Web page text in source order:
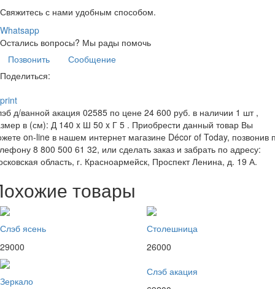
Свяжитесь с нами удобным способом.
Whatsapp
Остались вопросы? Мы рады помочь
Позвонить
Сообщение
Поделиться:
print
д/ванной акация 02585 по цене 24 600 руб. в наличии 1 шт ,
в (см): Д 140 x Ш 50 x Г 5 . Приобрести данный товар Вы
on-line в нашем интернет магазине Décor of Today, позвонив
8 800 500 61 32, или сделать заказ и забрать по адресу:
область, г. Красноармейск, Проспект Ленина, д. 19 А.
товары
Слэб ясень
29000
Столешница
26000
Зеркало
Слэб акация